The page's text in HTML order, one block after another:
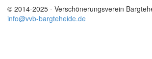
© 2014-2025 - Verschönerungsverein
info@vvb-bargteheide.de